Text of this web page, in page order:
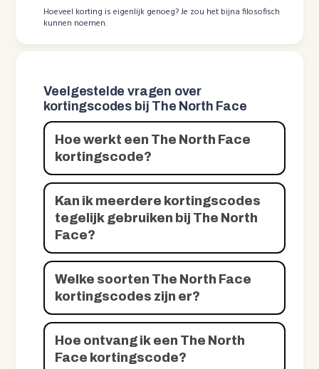
Hoeveel korting is eigenlijk genoeg? Je zou het bijna filosofisch
kunnen noemen.
Veelgestelde vragen over
kortingscodes bij The North Face
Hoe werkt een The North Face
kortingscode?
Kan ik meerdere kortingscodes
tegelijk gebruiken bij The North
Face?
Welke soorten The North Face
kortingscodes zijn er?
Hoe ontvang ik een The North
Face kortingscode?